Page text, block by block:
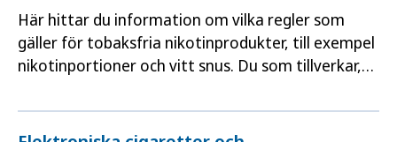
Här hittar du information om vilka regler som
gäller för tobaksfria nikotinprodukter, till exempel
nikotinportioner och vitt snus. Du som tillverkar,
för att de uppfyller lagstiftningens krav. Här hittar
du även information om förteckningen över